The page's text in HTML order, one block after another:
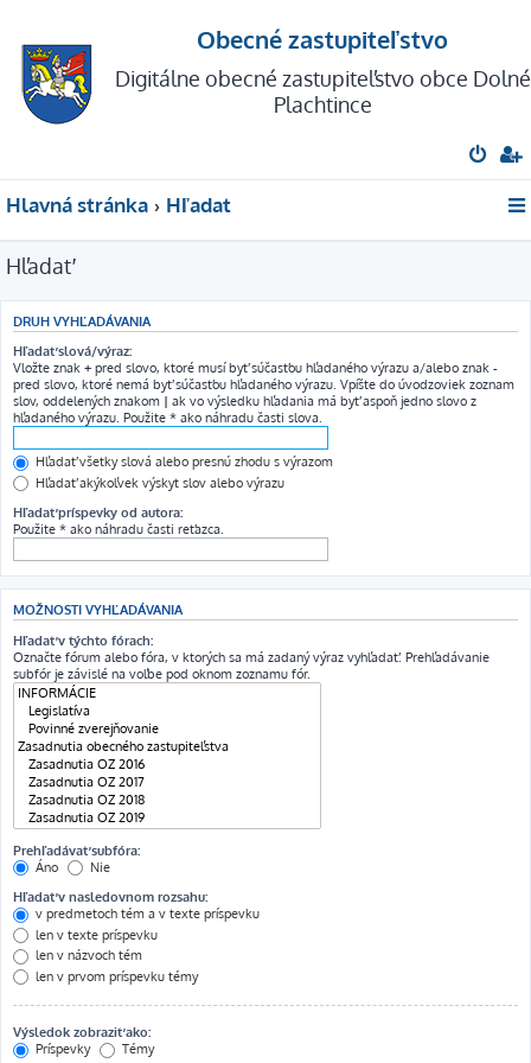
Obecné zastupiteľstvo
Digitálne obecné zastupiteľstvo obce Dolné
Plachtince
Hlavná stránka Hľadať
Hľadať
DRUH VYHĽADÁVANIA
Hľadať slová/výraz:
Vložte znak + pred slovo, ktoré musí byť súčasťou hľadaného výrazu a/alebo znak -
pred slovo, ktoré nemá byť súčasťou hľadaného výrazu. Vpíšte do úvodzoviek zoznam
slov, oddelených znakom | ak vo výsledku hľadania má byť aspoň jedno slovo z
hľadaného výrazu. Použite * ako náhradu časti slova.
Hľadať všetky slová alebo presnú zhodu s výrazom
Hľadať akýkoľvek výskyt slov alebo výrazu
Hľadať príspevky od autora:
Použite * ako náhradu časti reťazca.
MOŽNOSTI VYHĽADÁVANIA
Hľadať v týchto fórach:
Označte fórum alebo fóra, v ktorých sa má zadaný výraz vyhľadať. Prehľadávanie
subfór je závislé na voľbe pod oknom zoznamu fór.
Prehľadávať subfóra:
Áno
Nie
Hľadať v nasledovnom rozsahu:
v predmetoch tém a v texte príspevku
len v texte príspevku
len v názvoch tém
len v prvom príspevku témy
Výsledok zobraziť ako:
Príspevky
Témy